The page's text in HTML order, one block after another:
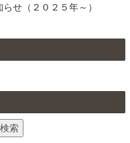
せ（２０２５年～）